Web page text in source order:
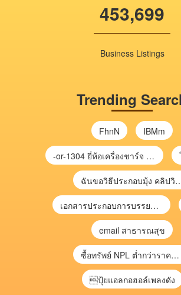
453,699
Business Listings
Trending
FhnN IBMm
-or-1304 ยี่ห้อเครื่องชาร์จ chargecore
ฉันขอวิธีประกอบมุ้ง ค
เอกสารประกอบการบรรยาย การประเมินความเสี่ยงเพื่อวางแผนการตรวจสอบ \
email สาธารณสุข
ซื้อทรัพย์ NPL ต่ำกว่าราคาตลาด 30-70% แบบไม่ต้องไปประมูล”
ปุ้ยแอลกอฮอล์เพลงดัง